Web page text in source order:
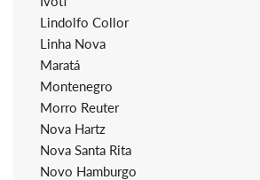
Lindolfo Collor
Linha Nova
Maratá
Montenegro
Morro Reuter
Nova Hartz
Nova Santa Rita
Novo Hamburgo